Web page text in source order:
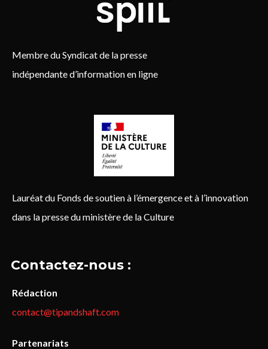
Membre du Syndicat de la presse
indépendante d’information en ligne
Lauréat du Fonds de soutien à l’émergence et à l’innovation
dans la presse du ministère de la Culture
Contactez-nous :
Rédaction
contact@tipandshaft.com
Partenariats